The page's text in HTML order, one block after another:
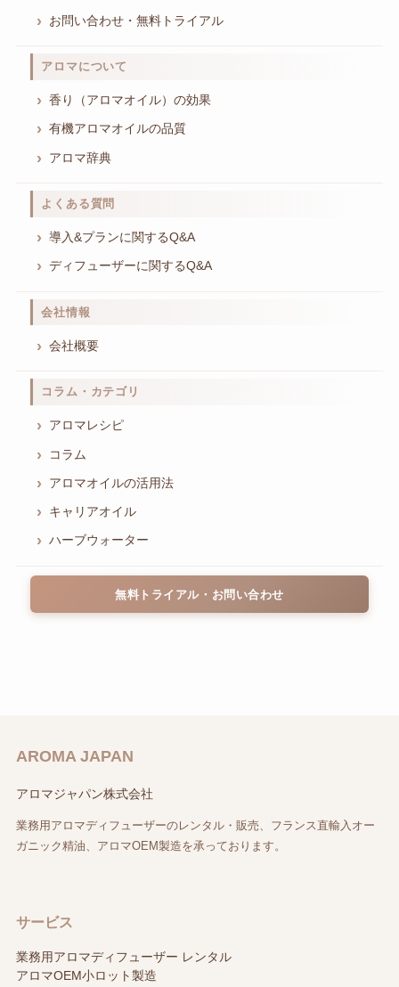
お問い合わせ・無料トライアル
アロマについて
香り（アロマオイル）の効果
有機アロマオイルの品質
アロマ辞典
よくある質問
導入&プランに関するQ&A
ディフューザーに関するQ&A
会社情報
会社概要
コラム・カテゴリ
アロマレシピ
コラム
アロマオイルの活用法
キャリアオイル
ハーブウォーター
無料トライアル・お問い合わせ
AROMA JAPAN
アロマジャパン株式会社
業務用アロマディフューザーのレンタル・販売、フランス直輸入オー
ガニック精油、アロマOEM製造を承っております。
サービス
業務用アロマディフューザー レンタル
アロマOEM小ロット製造